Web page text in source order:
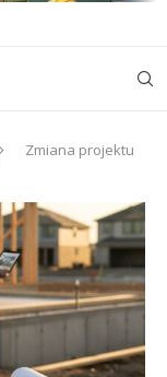
Zmiana projektu